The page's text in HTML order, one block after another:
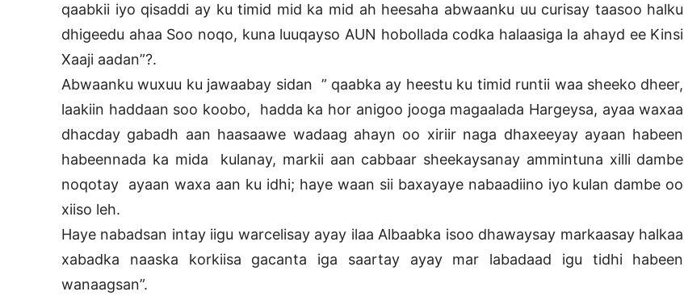
qaabkii iyo qisaddi ay ku timid mid ka mid ah heesaha abwaanku uu curisay taasoo halku
dhigeedu ahaa Soo noqo, kuna luuqayso AUN hobollada codka halaasiga la ahayd ee Kinsi
Xaaji aadan”?.
Abwaanku wuxuu ku jawaabay sidan ” qaabka ay heestu ku timid runtii waa sheeko dheer,
laakiin haddaan soo koobo, hadda ka hor anigoo jooga magaalada Hargeysa, ayaa waxaa
dhacday gabadh aan haasaawe wadaag ahayn oo xiriir naga dhaxeeyay ayaan habeen
habeennada ka mida kulanay, markii aan cabbaar sheekaysanay ammintuna xilli dambe
noqotay ayaan waxa aan ku idhi; haye waan sii baxayaye nabaadiino iyo kulan dambe oo
xiiso leh.
Haye nabadsan intay iigu warcelisay ayay ilaa Albaabka isoo dhawaysay markaasay halkaa
xabadka naaska korkiisa gacanta iga saartay ayay mar labadaad igu tidhi habeen
wanaagsan”.